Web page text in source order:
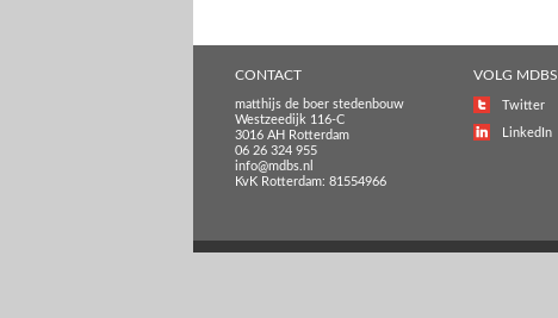
CONTACT
matthijs de boer stedenbouw
Westzeedijk 116-C
3016 AH Rotterdam
06 26 324 955
info@mdbs.nl
KvK Rotterdam: 81554966
VOLG MDBS
Twitter
LinkedIn